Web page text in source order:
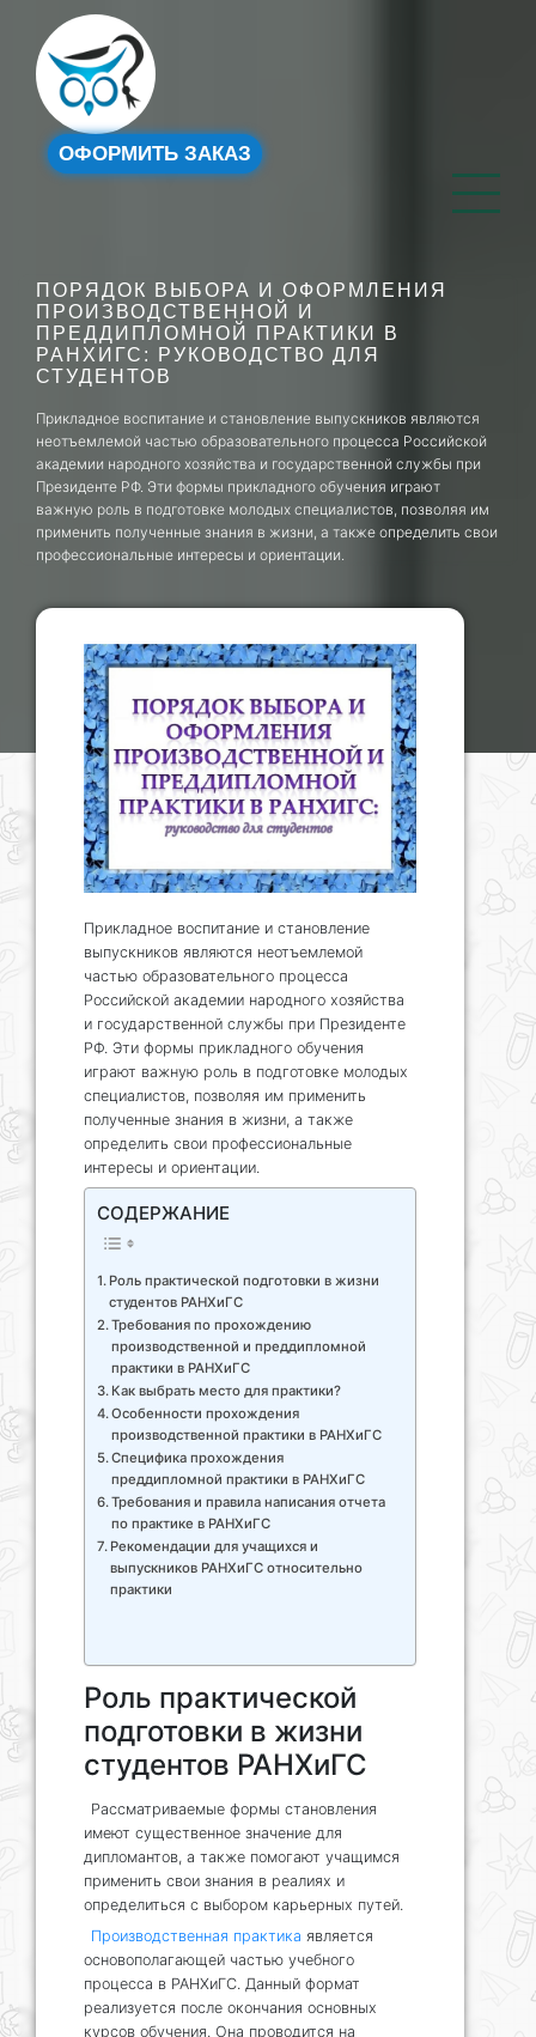
ОФОРМИТЬ ЗАКАЗ
ПОРЯДОК ВЫБОРА И ОФОРМЛЕНИЯ
ПРОИЗВОДСТВЕННОЙ И
ПРЕДДИПЛОМНОЙ ПРАКТИКИ В
РАНХИГС: РУКОВОДСТВО ДЛЯ
СТУДЕНТОВ
Прикладное воспитание и становление выпускников являются
неотъемлемой частью образовательного процесса Российской
академии народного хозяйства и государственной службы при
Президенте РФ. Эти формы прикладного обучения играют
важную роль в подготовке молодых специалистов, позволяя им
применить полученные знания в жизни, а также определить свои
профессиональные интересы и ориентации.
Прикладное воспитание и становление
выпускников являются неотъемлемой
частью образовательного процесса
Российской академии народного хозяйства
и государственной службы при Президенте
РФ. Эти формы прикладного обучения
играют важную роль в подготовке молодых
специалистов, позволяя им применить
полученные знания в жизни, а также
определить свои профессиональные
интересы и ориентации.
СОДЕРЖАНИЕ
Роль практической подготовки в жизни
студентов РАНХиГС
Требования по прохождению
производственной и преддипломной
практики в РАНХиГС
Как выбрать место для практики?
Особенности прохождения
производственной практики в РАНХиГС
Специфика прохождения
преддипломной практики в РАНХиГС
Требования и правила написания отчета
по практике в РАНХиГС
Рекомендации для учащихся и
выпускников РАНХиГС относительно
практики
Роль практической
подготовки в жизни
студентов РАНХиГС
Рассматриваемые формы становления
имеют существенное значение для
дипломантов, а также помогают учащимся
применить свои знания в реалиях и
определиться с выбором карьерных путей.
Производственная практика является
основополагающей частью учебного
процесса в РАНХиГС. Данный формат
реализуется после окончания основных
курсов обучения. Она проводится на